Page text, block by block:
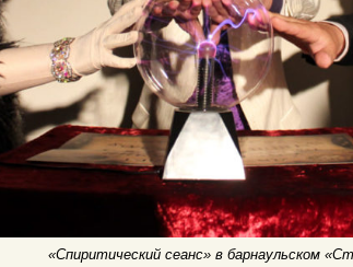
«Спиритический сеанс» в барнаульском